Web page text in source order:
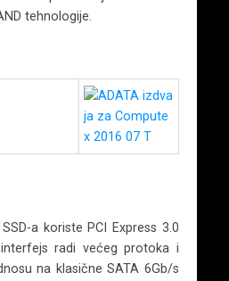
tehnologije.
a koriste PCI Express 3.0
radi većeg protoka i
na klasične SATA 6Gb/s